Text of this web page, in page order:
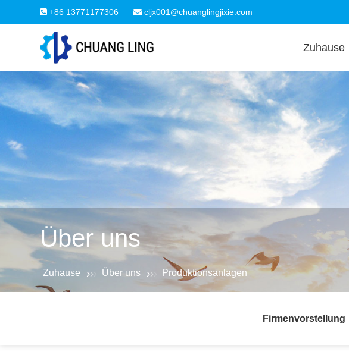
+86 13771177306 cljx001@chuanglingjixie.com
Zuhause
Über uns
Zuhause Über uns Produktionsanlagen
Firmenvorstellung